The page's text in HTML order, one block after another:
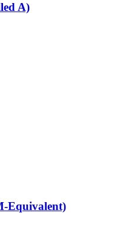
A)
Equivalent)